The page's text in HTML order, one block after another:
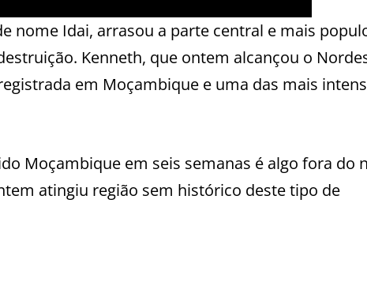
nome Idai, arrasou a parte central e mais
Kenneth, que ontem alcançou o
em Moçambique e uma das mais
Moçambique em seis semanas é algo fora do
atingiu região sem histórico deste tipo de